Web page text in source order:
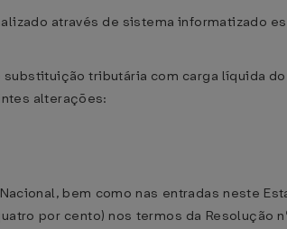
através de sistema informatizado
substituição tributária com carga líquida
alterações:
bem como nas entradas neste
por cento) nos termos da Resolução